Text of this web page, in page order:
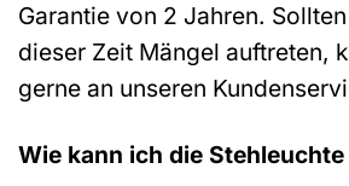
Garantie von 2 Jahren.
dieser Zeit Mängel auftreten,
gerne an unseren
Wie kann ich die